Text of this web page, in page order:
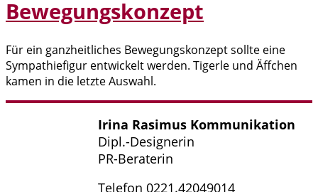
Bewegungskonzept
Für ein ganzheitliches Bewegungskonzept sollte eine
Sympathiefigur entwickelt werden. Tigerle und Äffchen
kamen in die letzte Auswahl.
Irina Rasimus Kommunikation
Dipl.-Designerin
PR-Beraterin
Telefon 0221.42049014